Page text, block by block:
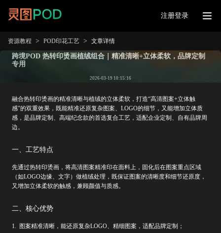
注册登录
资源教程 > POD印花工艺 > 文章详情
跨境POD 热转印烫画植绒组合｜精准清晰+立体柔软，品牌定制
专用
2026-03-19 10:15:16
融合热转印烫画的精准清晰与植绒的立体柔软，打造“高清图案+立体触
感”的双重效果，既能精准还原复杂图案、LOGO的细节，又能增加立体质
感，是品牌定制、高端纪念款的首选复合工艺，适配企业定制、自有品牌周
边。
一、工艺特点
先通过热转印烫画，将高清图案精准印在面料上，固化后在图案重点区域
（如LOGO边缘、文字）做植绒处理，既保证图案的清晰度和细节还原度，
又增加立体柔软的触感，兼顾颜值与质感。
二、核心优势
1. 图案精准清晰，能还原复杂LOGO、精细图案，适配品牌定制；